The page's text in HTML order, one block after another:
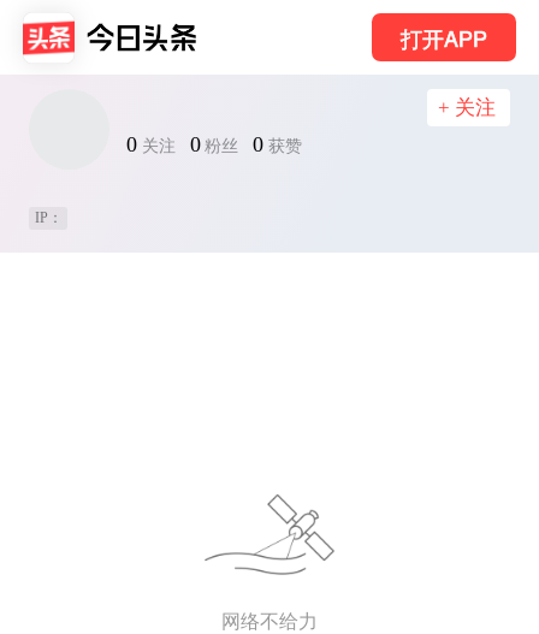
打开APP
0 关注 0 粉丝 0 获赞
+ 关注
IP：
网络不给力